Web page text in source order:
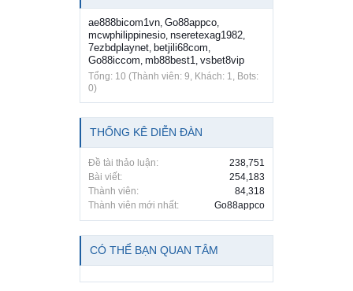
ae888bicom1vn Go88appco
mcwphilippinesio nseretexag1982
7ezbdplaynet betjili68com
Go88iccom mb88best1 vsbet8vip
Tổng: 10 (Thành viên: 9, Khách: 1, Bots:
0)
THỐNG KÊ DIỄN ĐÀN
Đề tài thảo luận:
238,751
Bài viết:
254,183
Thành viên:
84,318
Thành viên mới nhất:
Go88appco
CÓ THỂ BẠN QUAN TÂM